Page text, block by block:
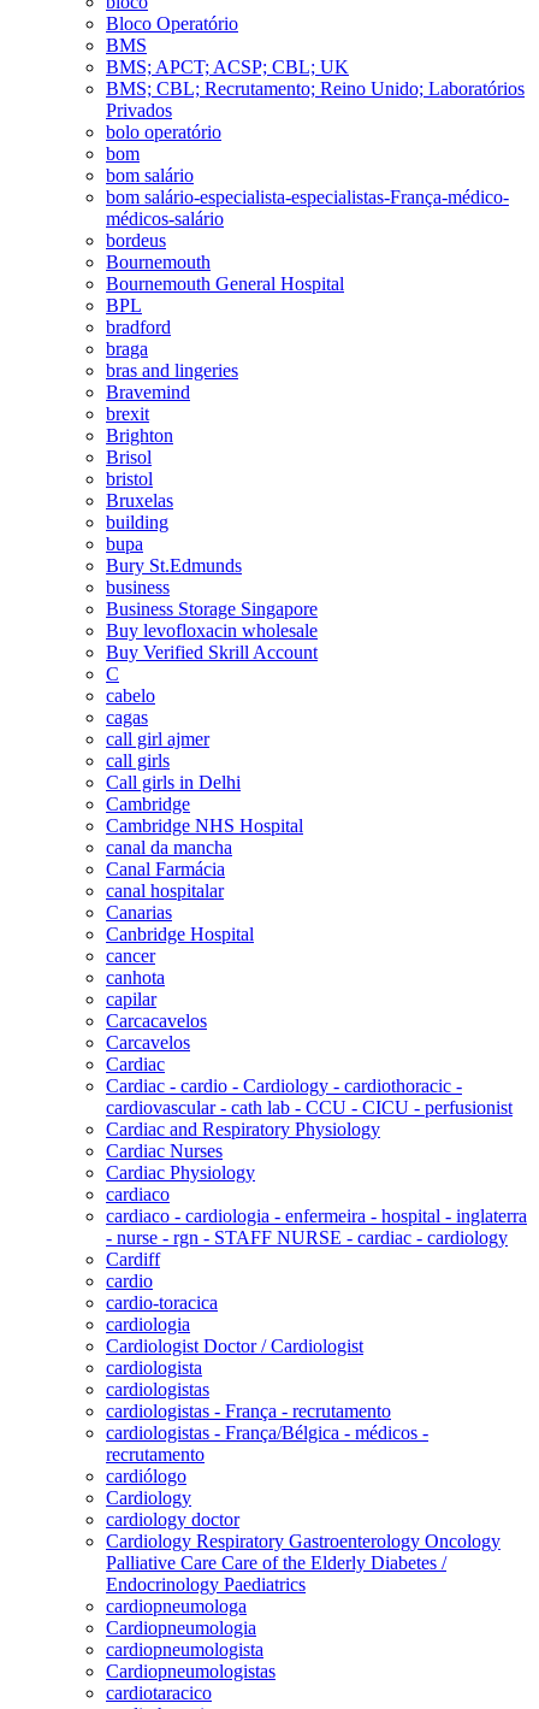
Bloco Operatório
BMS
BMS; APCT; ACSP; CBL; UK
BMS; CBL; Recrutamento; Reino Unido; Laboratórios
Privados
bolo operatório
bom
bom salário
bom salário-especialista-especialistas-França-médico-
médicos-salário
bordeus
Bournemouth
Bournemouth General Hospital
BPL
bradford
braga
bras and lingeries
Bravemind
brexit
Brighton
Brisol
bristol
Bruxelas
building
bupa
Bury St.Edmunds
business
Business Storage Singapore
Buy levofloxacin wholesale
Buy Verified Skrill Account
C
cabelo
cagas
call girl ajmer
call girls
Call girls in Delhi
Cambridge
Cambridge NHS Hospital
canal da mancha
Canal Farmácia
canal hospitalar
Canarias
Canbridge Hospital
cancer
canhota
capilar
Carcacavelos
Carcavelos
Cardiac
Cardiac - cardio - Cardiology - cardiothoracic -
cardiovascular - cath lab - CCU - CICU - perfusionist
Cardiac and Respiratory Physiology
Cardiac Nurses
Cardiac Physiology
cardiaco
cardiaco - cardiologia - enfermeira - hospital - inglaterra
- nurse - rgn - STAFF NURSE - cardiac - cardiology
Cardiff
cardio
cardio-toracica
cardiologia
Cardiologist Doctor / Cardiologist
cardiologista
cardiologistas
cardiologistas - França - recrutamento
cardiologistas - França/Bélgica - médicos -
recrutamento
cardiólogo
Cardiology
cardiology doctor
Cardiology Respiratory Gastroenterology Oncology
Palliative Care Care of the Elderly Diabetes /
Endocrinology Paediatrics
cardiopneumologa
Cardiopneumologia
cardiopneumologista
Cardiopneumologistas
cardiotaracico